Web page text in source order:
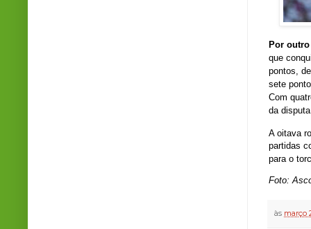
Por
que
pontos,
sete
Com
da
A oitava
partidas
para o
Foto:
às março